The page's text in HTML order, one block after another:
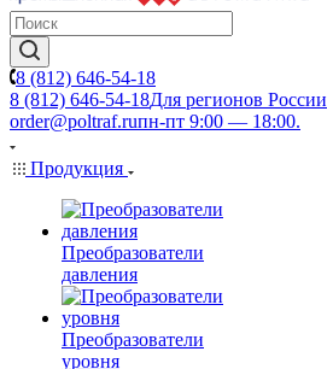
8 (812) 646-54-18
8 (812) 646-54-18Для регионов России
order@poltraf.ruпн-пт 9:00 — 18:00.
Продукция
Преобразователи
давления
Преобразователи
уровня